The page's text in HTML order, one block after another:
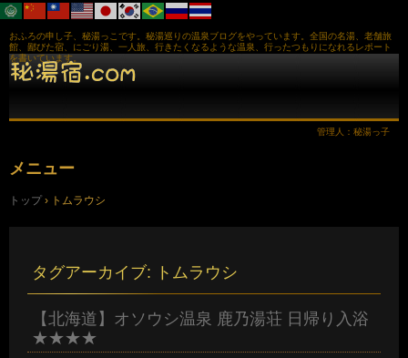
おふろの申し子、秘湯っこです。秘湯巡りの温泉ブログをやっています。全国の名湯、老舗旅
館、鄙びた宿、にごり湯、一人旅、行きたくなるような温泉、行ったつもりになれるレポート
を書いています。
管理人：秘湯っ子
メニュー
ン
トップ › トムラウシ
タグアーカイブ: トムラウシ
【北海道】オソウシ温泉 鹿乃湯荘 日帰り入浴
★★★★